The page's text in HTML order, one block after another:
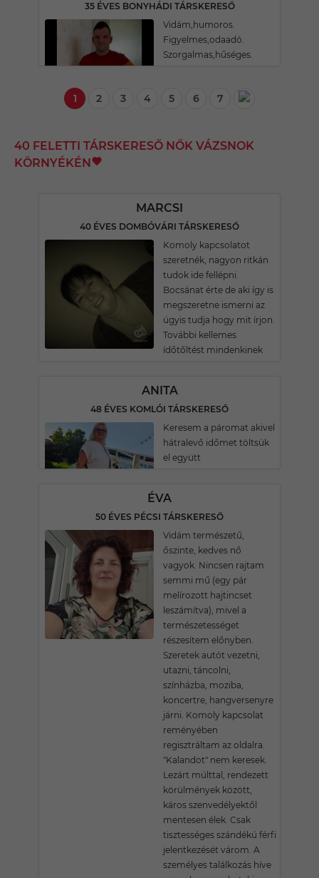
35 ÉVES BONYHÁDI TÁRSKERESŐ
Vidám,humoros.
Figyelmes,odaadó.
Szorgalmas,hűséges.
1 2 3 4 5 6 7
40 FELETTI TÁRSKERESŐ NŐK VÁZSNOK
KÖRNYÉKÉN
MARCSI
40 ÉVES DOMBÓVÁRI TÁRSKERESŐ
Komoly kapcsolatot
szeretnék, nagyon ritkán
tudok ide fellépni.
Bocsánat érte de aki így is
megszeretne ismerni az
úgyis tudja hogy mit írjon.
További kellemes
ídőtőltést mindenkinek
ANITA
48 ÉVES KOMLÓI TÁRSKERESŐ
Keresem a páromat akivel
hátralevő időmet töltsük
el együtt
ÉVA
50 ÉVES PÉCSI TÁRSKERESŐ
Vidám természetű,
őszinte, kedves nő
vagyok. Nincsen rajtam
semmi mű (egy pár
melírozott hajtincset
leszámítva), mivel a
természetességet
részesítem előnyben.
Szeretek autót vezetni,
utazni, táncolni,
színházba, moziba,
koncertre, hangversenyre
járni. Komoly kapcsolat
reményében
regisztráltam az oldalra.
"Kalandot" nem keresek.
Lezárt múlttal, rendezett
körülmények között,
káros szenvedélyektől
mentesen élek. Csak
tisztességes szándékú férfi
jelentkezését várom. A
személyes találkozás híve